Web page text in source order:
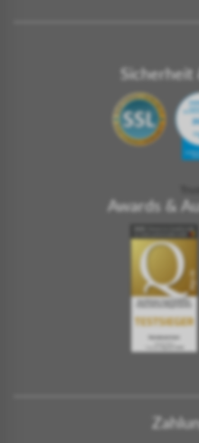
Awards &